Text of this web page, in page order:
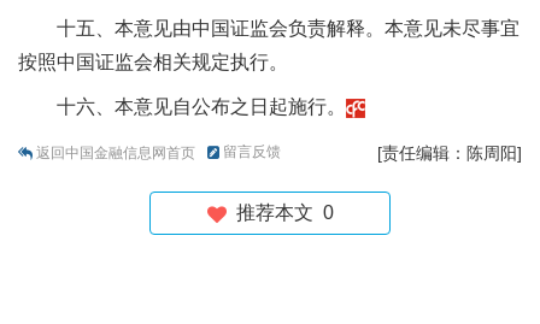
十五、本意见由中国证监会负责解释。本意见未尽事宜
按照中国证监会相关规定执行。
十六、本意见自公布之日起施行。
返回中国金融信息网首页 留言反馈 [责任编辑：陈周阳]
推荐本文 0